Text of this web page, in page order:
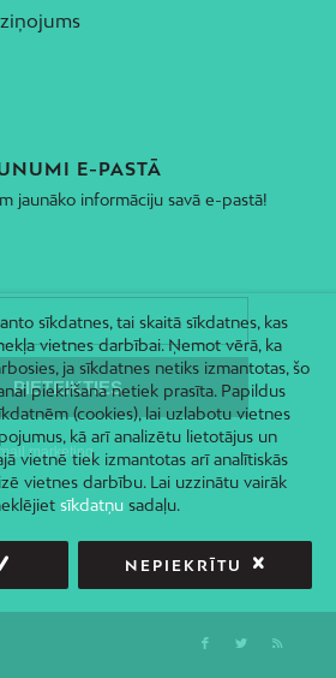
E-PASTĀ
jaunāko informāciju savā e-pastā!
sīkdatnes, tai skaitā sīkdatnes, kas
vietnes darbībai. Ņemot vērā, ka
ja sīkdatnes netiks izmantotas, šo
piekrišana netiek prasīta. Papildus
(cookies), lai uzlabotu vietnes
kā arī analizētu lietotājus un
vietnē tiek izmantotas arī analītiskās
vietnes darbību. Lai uzzinātu vairāk
sīkdatņusadaļu.
NEPIEKRĪTU